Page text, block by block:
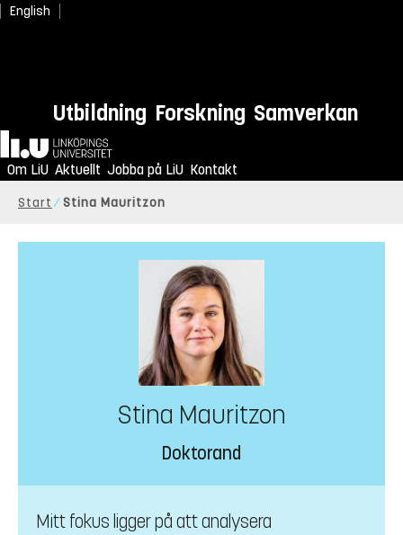
English
Utbildning Forskning Samverkan
Hem
Om LiU Aktuellt Jobba på LiU Kontakt
Start Stina Mauritzon
Stina Mauritzon
Doktorand
Mitt fokus ligger på att analysera